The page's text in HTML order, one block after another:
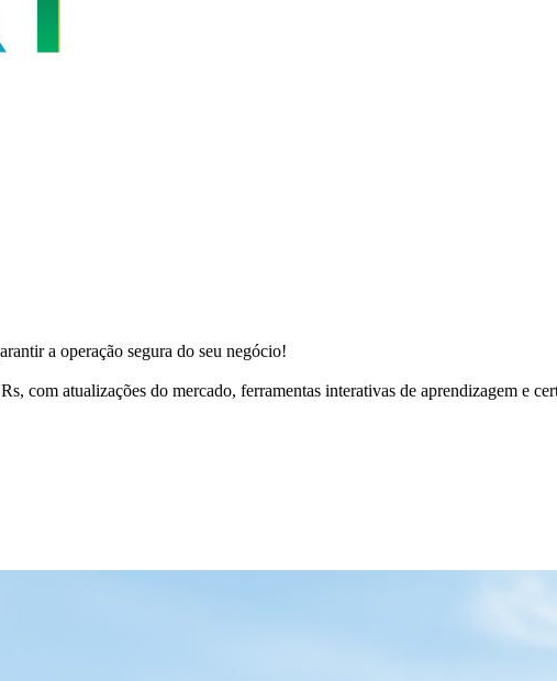
a operação segura do seu negócio!
com atualizações do mercado, ferramentas interativas de aprendizagem e